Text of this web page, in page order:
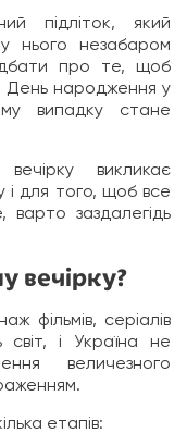
підліток, який
нього незабаром
про те, щоб
День народження у
випадку стане
викликає
і для того, щоб все
заздалегідь
вечірку?
фільмів, серіалів
світ, і Україна не
величезного
етапів: